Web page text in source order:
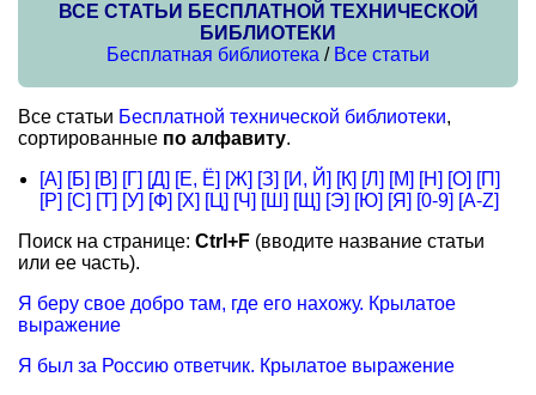
ВСЕ СТАТЬИ БЕСПЛАТНОЙ ТЕХНИЧЕСКОЙ
БИБЛИОТЕКИ
Бесплатная библиотека / Все статьи
Все статьи Бесплатной технической библиотеки,
сортированные по алфавиту.
[А] [Б] [В] [Г] [Д] [Е, Ё] [Ж] [З] [И, Й] [К] [Л] [М] [Н] [О] [П]
[Р] [С] [Т] [У] [Ф] [Х] [Ц] [Ч] [Ш] [Щ] [Э] [Ю] [Я] [0-9] [A-Z]
Поиск на странице: Ctrl+F (вводите название статьи
или ее часть).
Я беру свое добро там, где его нахожу. Крылатое
выражение
Я был за Россию ответчик. Крылатое выражение